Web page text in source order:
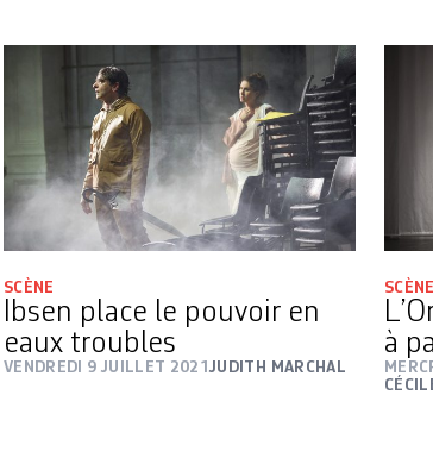
SCÈNE
Ibsen place le pouvoir en
eaux troubles
VENDREDI 9 JUILLET 2021JUDITH MARCHAL
SCÈNE
à